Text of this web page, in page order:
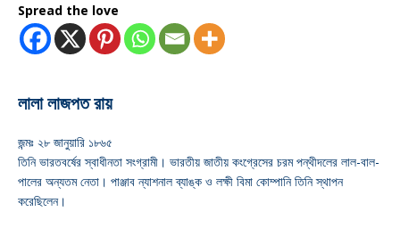
Spread the love
লালা লাজপত রায়
জন্মঃ ২৮ জানুয়ারি ১৮৬৫
তিনি ভারতবর্ষের স্বাধীনতা সংগ্রামী। ভারতীয় জাতীয় কংগ্রেসের চরম পন্থীদলের লাল-বাল-
পালের অন্যতম নেতা। পাঞ্জাব ন্যাশনাল ব্যাঙ্ক ও লক্ষী বিমা কোম্পানি তিনি স্থাপন
করেছিলেন।